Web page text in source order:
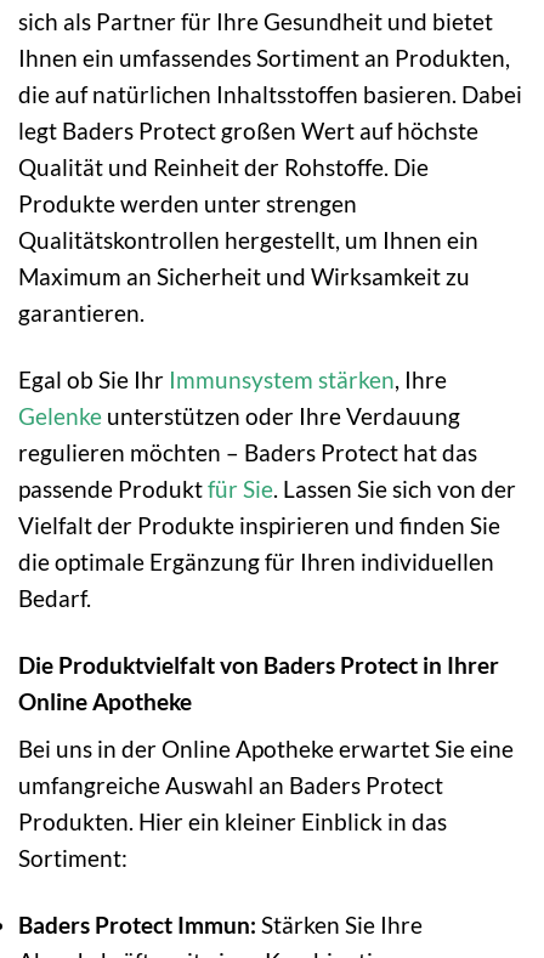
sich als Partner für Ihre Gesundheit und bietet
Ihnen ein umfassendes Sortiment an Produkten,
die auf natürlichen Inhaltsstoffen basieren. Dabei
legt Baders Protect großen Wert auf höchste
Qualität und Reinheit der Rohstoffe. Die
Produkte werden unter strengen
Qualitätskontrollen hergestellt, um Ihnen ein
Maximum an Sicherheit und Wirksamkeit zu
garantieren.
Egal ob Sie Ihr Immunsystem stärken, Ihre
Gelenke unterstützen oder Ihre Verdauung
regulieren möchten – Baders Protect hat das
passende Produktfür Sie. Lassen Sie sich von der
Vielfalt der Produkte inspirieren und finden Sie
die optimale Ergänzung für Ihren individuellen
Bedarf.
Die Produktvielfalt von Baders Protect in Ihrer
Online Apotheke
Bei uns in der Online Apotheke erwartet Sie eine
umfangreiche Auswahl an Baders Protect
Produkten. Hier ein kleiner Einblick in das
Sortiment:
Baders Protect Immun: Stärken Sie Ihre